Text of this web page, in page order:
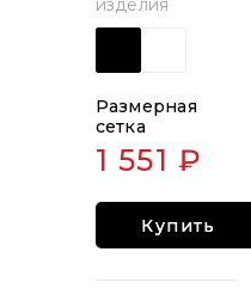
изделия
Размерная
сетка
1 551 ₽
Купить